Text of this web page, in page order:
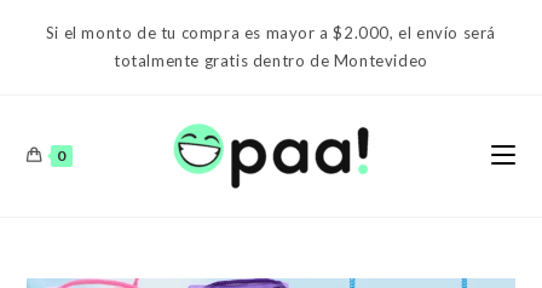
Si el monto de tu compra es mayor a $2.000, el envío será
totalmente gratis dentro de Montevideo
0